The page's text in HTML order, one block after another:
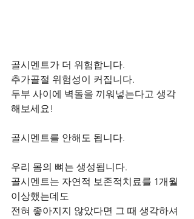
골시멘트가 더 위험합니다.
추가골절 위험성이 커집니다.
두부 사이에 벽돌을 끼워넣는다고 생각
해보세요!
골시멘트를 안해도 됩니다.
우리 몸의 뼈는 생성됩니다.
골시멘트는 자연적 보존적치료를 1개월
이상했는데도
전혀 좋아지지 않았다면 그 때 생각하셔